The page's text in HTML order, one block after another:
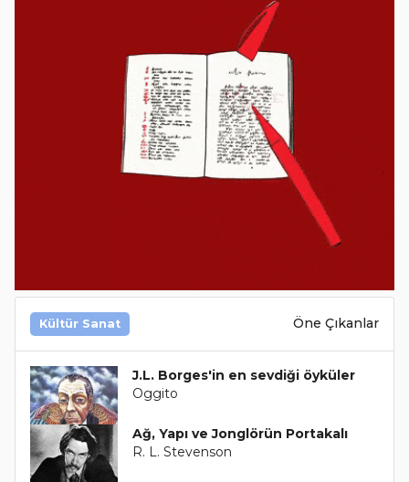
Kültür Sanat Öne Çıkanlar
J.L. Borges'in en sevdiği öyküler
Oggito
Ağ, Yapı ve Jonglörün Portakalı
R. L. Stevenson